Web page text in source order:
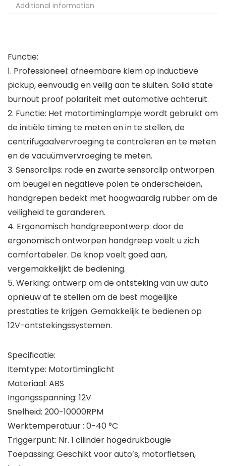
Additional information
Functie:
1. Professioneel: afneembare klem op inductieve
pickup, eenvoudig en veilig aan te sluiten. Solid state
burnout proof polariteit met automotive achteruit.
2. Functie: Het motortiminglampje wordt gebruikt om
de initiële timing te meten en in te stellen, de
centrifugaalvervroeging te controleren en te meten
en de vacuümvervroeging te meten.
3. Sensorclips: rode en zwarte sensorclip ontworpen
om beugel en negatieve polen te onderscheiden,
handgrepen bedekt met hoogwaardig rubber om de
veiligheid te garanderen.
4. Ergonomisch handgreepontwerp: door de
ergonomisch ontworpen handgreep voelt u zich
comfortabeler. De knop voelt goed aan,
vergemakkelijkt de bediening.
5. Werking: ontwerp om de ontsteking van uw auto
opnieuw af te stellen om de best mogelijke
prestaties te krijgen. Gemakkelijk te bedienen op
12V-ontstekingssystemen.
Specificatie:
Itemtype: Motortiminglicht
Materiaal: ABS
Ingangsspanning: 12V
Snelheid: 200-10000RPM
Werktemperatuur : 0-40 °C
Triggerpunt: Nr. 1 cilinder hogedrukbougie
Toepassing: Geschikt voor auto’s, motorfietsen,